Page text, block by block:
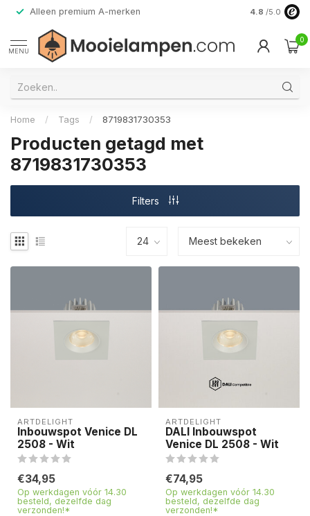
Alleen premium A-merken 4.8 /5.0
MENU
0
Home / Tags / 8719831730353
Producten getagd met
8719831730353
Filters
ARTDELIGHT
Inbouwspot Venice DL
2508 - Wit
€34,95
Op werkdagen vóór 14.30
besteld, dezelfde dag
verzonden!*
ARTDELIGHT
DALI Inbouwspot
Venice DL 2508 - Wit
€74,95
Op werkdagen vóór 14.30
besteld, dezelfde dag
verzonden!*